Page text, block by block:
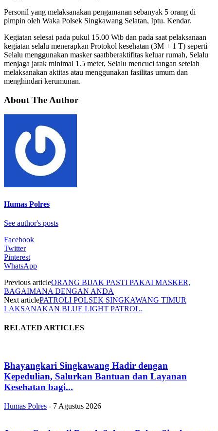
Personil yang melaksanakan pengamanan sebanyak 5 orang di
pimpin oleh Waka Polsek Singkawang Selatan, Iptu. Kendar.
Kegiatan selesai pada pukul 15.00 Wib dan pada saat pelaksanaan
kegiatan selalu menerapkan Protokol kesehatan (3M + 1 T) seperti
Selalu menggunakan masker saatbberaktifitas keluar rumah, Selalu
menjaga jarak minimal 1.5 meter, Selalu mencuci tangan setelah
melaksanakan aktitas atau menggunakan fasilitas umum dan
menghindari kerumunan.
About The Author
Humas Polres
See author's posts
Facebook
Twitter
Pinterest
WhatsApp
Previous articleORANG BIJAK PASTI PAKAI MASKER,
BAGAIMANA DENGAN ANDA
Next articlePATROLI POLSEK SINGKAWANG TIMUR
LAKSANAKAN BLUE LIGHT PATROL.
RELATED ARTICLES
Bhayangkari Singkawang Hadir dengan
Kepedulian, Salurkan Bantuan dan Layanan
Kesehatan bagi...
Humas Polres - 7 Agustus 2026